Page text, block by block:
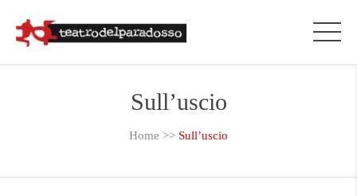
Sull’uscio
Home >> Sull’uscio